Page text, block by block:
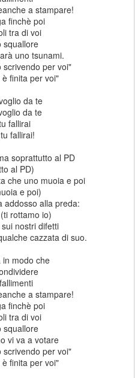
a stampare!
finchè poi
tra di voi
squallore
uno tsunami.
scrivendo per voi"
finita per voi"
da te
da te
fallirai
fallirai!
soprattutto al PD
al PD)
che uno muoia e poi
e poi)
addosso alla preda:
rottamo io)
nostri difetti
cazzata di suo.
in modo che
a stampare!
finchè poi
tra di voi
squallore
vi va a votare
scrivendo per voi"
finita per voi"